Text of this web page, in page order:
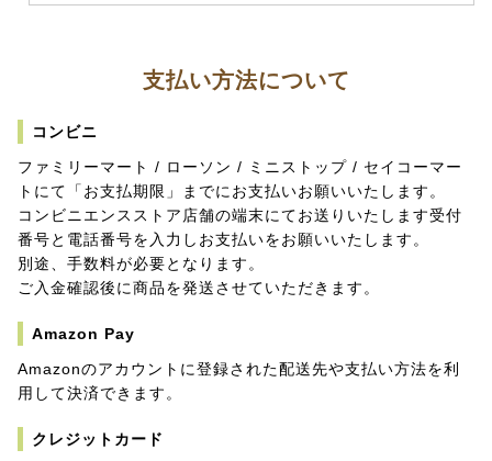
支払い方法について
コンビニ
ファミリーマート / ローソン / ミニストップ / セイコーマー
トにて「お支払期限」までにお支払いお願いいたします。
コンビニエンスストア店舗の端末にてお送りいたします受付
番号と電話番号を入力しお支払いをお願いいたします。
別途、手数料が必要となります。
ご入金確認後に商品を発送させていただきます。
Amazon Pay
Amazonのアカウントに登録された配送先や支払い方法を利
用して決済できます。
クレジットカード